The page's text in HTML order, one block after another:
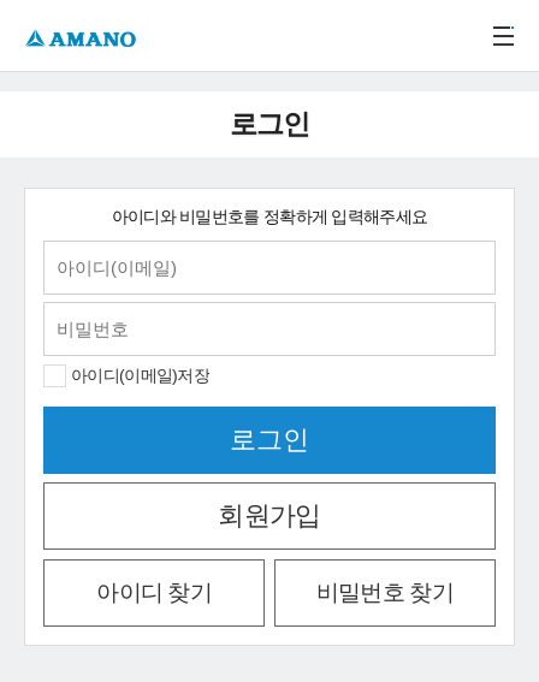
로그인
아이디와 비밀번호를 정확하게 입력해주세요
아이디(이메일)저장
회원가입
아이디 찾기 비밀번호 찾기